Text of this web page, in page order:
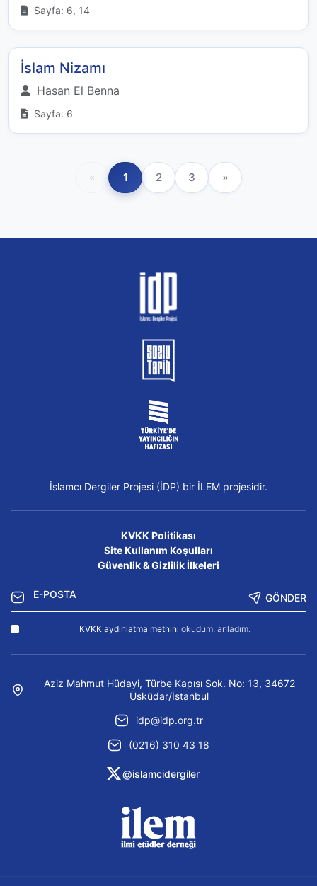
Sayfa: 6, 14
İslam Nizamı
Hasan El Benna
Sayfa: 6
« 1 2 3 »
İslamcı Dergiler Projesi (İDP) bir İLEM projesidir.
KVKK Politikası
Site Kullanım Koşulları
Güvenlik & Gizlilik İlkeleri
GÖNDER
KVKK aydınlatma metnini okudum, anladım.
Aziz Mahmut Hüdayi, Türbe Kapısı Sok. No: 13, 34672
Üsküdar/İstanbul
idp@idp.org.tr
(0216) 310 43 18
@islamcidergiler